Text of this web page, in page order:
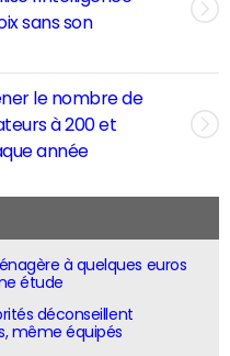
sans son
le nombre de
à 200 et
année
à quelques euros
étude
déconseillent
même équipés